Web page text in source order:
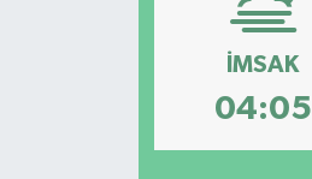
İMSAK
04:05